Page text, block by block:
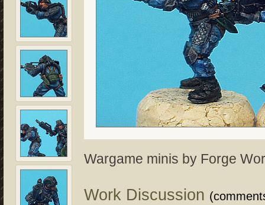
Wargame minis by Forge
Work Discussion